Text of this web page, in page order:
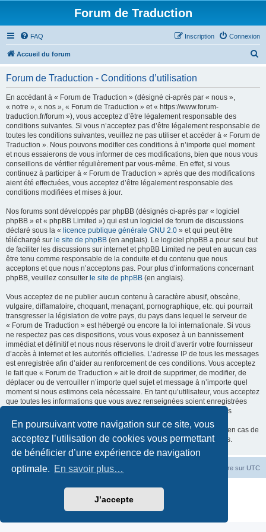
En poursuivant votre navigation sur ce site, vous
acceptez l’utilisation de cookies vous permettant
de bénéficier d’une expérience de navigation
optimale. En savoir plus…
J’accepte
Forum de Traduction
FAQ Connexion
Inscription
Accueil du forum
Forum de Traduction - Conditions d’utilisation
En accédant à « Forum de Traduction » (désigné ci-après par « nous »,
« notre », « nos », « Forum de Traduction » et « https://www.forum-
traduction.fr/forum »), vous acceptez d’être légalement responsable des
conditions suivantes. Si vous n’acceptez pas d’être légalement responsable de
toutes les conditions suivantes, veuillez ne pas utiliser et accéder à « Forum de
Traduction ». Nous pouvons modifier ces conditions à n’importe quel moment
et nous essaierons de vous informer de ces modifications, bien que nous vous
conseillons de vérifier régulièrement par vous-même. En effet, si vous
continuez à participer à « Forum de Traduction » après que des modifications
aient été effectuées, vous acceptez d’être légalement responsable des
conditions modifiées et mises à jour.
Nos forums sont développés par phpBB (désignés ci-après par « logiciel
phpBB » et « phpBB Limited ») qui est un logiciel de forum de discussions
déclaré sous la « licence publique générale GNU 2.0 » et qui peut être
téléchargé sur le site de phpBB (en anglais). Le logiciel phpBB a pour seul but
de faciliter les discussions sur internet et phpBB Limited ne peut en aucun cas
être tenu comme responsable de la conduite et du contenu que nous
acceptons et que nous n’acceptons pas. Pour plus d’informations concernant
phpBB, veuillez consulter le site de phpBB (en anglais).
Vous acceptez de ne publier aucun contenu à caractère abusif, obscène,
vulgaire, diffamatoire, choquant, menaçant, pornographique, etc. qui pourrait
transgresser la législation de votre pays, du pays dans lequel le serveur de
« Forum de Traduction » est hébergé ou encore la loi internationale. Si vous
ne respectez pas ces dispositions, vous vous exposez à un bannissement
immédiat et définitif et nous nous réservons le droit d’avertir votre fournisseur
d’accès à internet et les autorités officielles. L’adresse IP de tous les messages
est enregistrée afin d’aider au renforcement de ces conditions. Vous acceptez
le fait que « Forum de Traduction » ait le droit de supprimer, de modifier, de
déplacer ou de verrouiller n’importe quel sujet et message à n’importe quel
moment si nous estimons cela nécessaire. En tant qu’utilisateur, vous acceptez
que toutes les informations que vous avez renseignées soient enregistrées
dans notre base de données. Bien que ces informations ne seront pas
diffusées à une tierce partie sans votre consentement, ni « Forum de
Traduction », ni phpBB, ne pourront être tenus comme responsables en cas de
tentative de piratage informatique visant à compromettre vos données.
Accueil du forum Fuseau horaire sur UTC
Développé parphpBB® Forum Software © phpBB Limited
Traduction française officielle
Confidentialité|Conditions